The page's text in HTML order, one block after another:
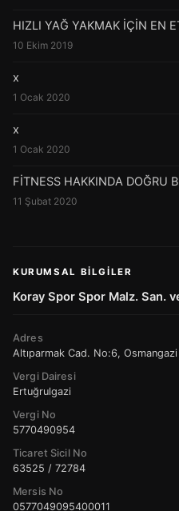
HIZLI YAĞ YAKMAK İÇİN EN
10 Ekim 2019
x
1 Ocak 2020
x
1 Ocak 2020
FİTNESS HAKKINDA DOĞRU
11 Şubat 2020
KURUMSAL BILGILER
Koray Spor Spor Malz. San.
Adres
Altıparmak Cad. No:6, Osmangazi
Vergi Dairesi
Ertuğrulgazi
Vergi No
5770490954
Ticaret Sicil No
63525 / 72784
Mersis No
0577049095400011